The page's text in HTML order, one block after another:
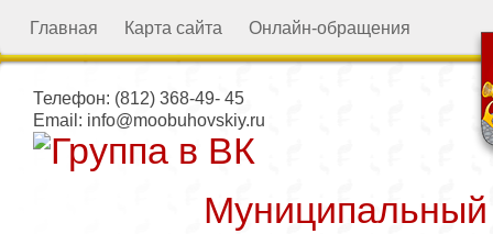
Главная Карта сайта Онлайн-обращения
Телефон: (812) 368-49- 45
Email: info@moobuhovskiy.ru